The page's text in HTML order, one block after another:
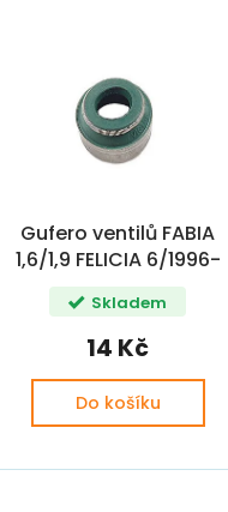
Gufero ventilů FABIA
1,6/1,9 FELICIA 6/1996-
SUPERB II 1,9/2,0 7mm D+
(027109675)
Skladem
14 Kč
Do košíku